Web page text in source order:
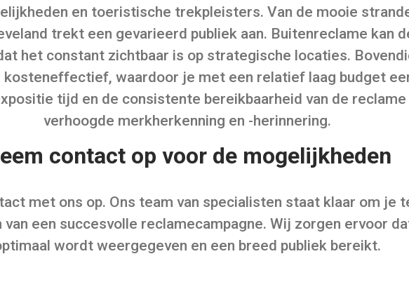
en toeristische trekpleisters. Van de mooie
trekt een gevarieerd publiek aan. Buitenreclame kan
het constant zichtbaar is op strategische locaties.
kosteneffectief, waardoor je met een relatief laag budget
tijd en de consistente bereikbaarheid van de
verhoogde merkherkenning en -herinnering.
contact op voor de mogelijkheden
met ons op. Ons team van specialisten staat klaar om je
een succesvolle reclamecampagne. Wij zorgen ervoor
wordt weergegeven en een breed publiek bereikt.